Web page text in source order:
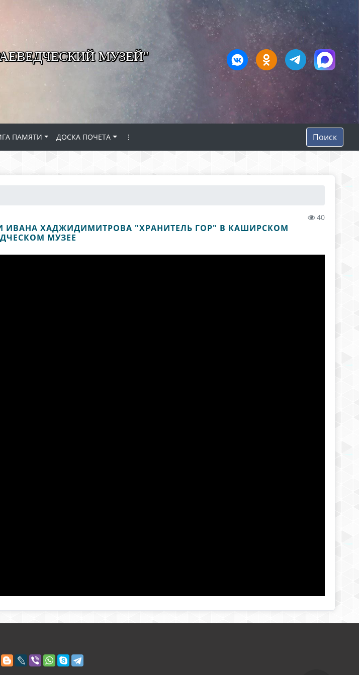
МУЗЕЙ"
ПАМЯТИ ДОСКА ПОЧЕТА ⋮ Поиск
40
ИВАНА ХАДЖИДИМИТРОВА "ХРАНИТЕЛЬ ГОР" В КАШИРСКОМ
МУЗЕЕ